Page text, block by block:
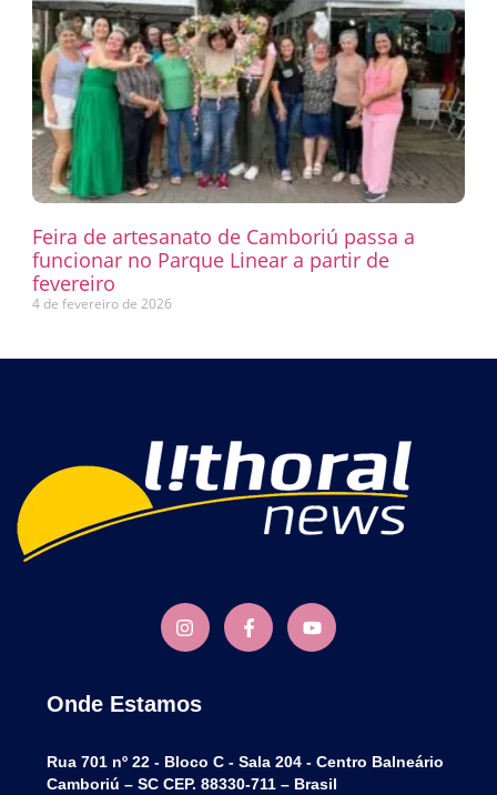
Feira de artesanato de Camboriú passa a
funcionar no Parque Linear a partir de
fevereiro
4 de fevereiro de 2026
Onde Estamos
Rua 701 nº 22 - Bloco C - Sala 204 - Centro Balneário
Camboriú – SC CEP. 88330-711 – Brasil